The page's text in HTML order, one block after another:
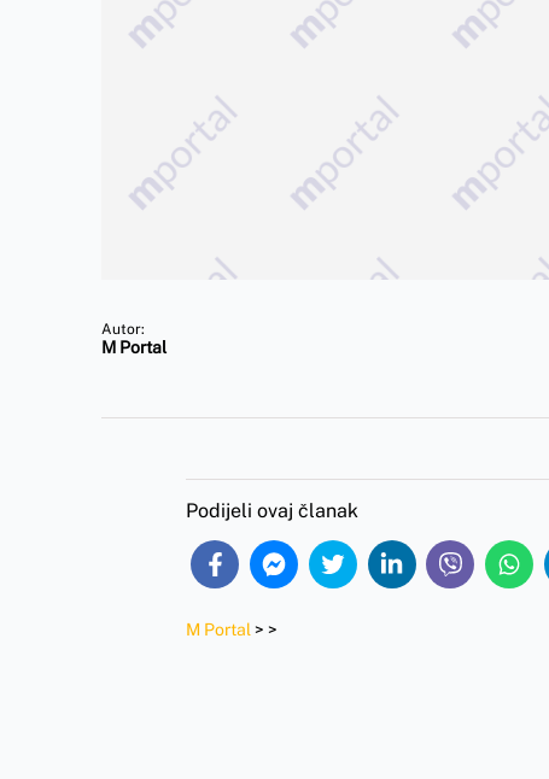
Autor:
M Portal
Podijeli ovaj članak
M Portal > >